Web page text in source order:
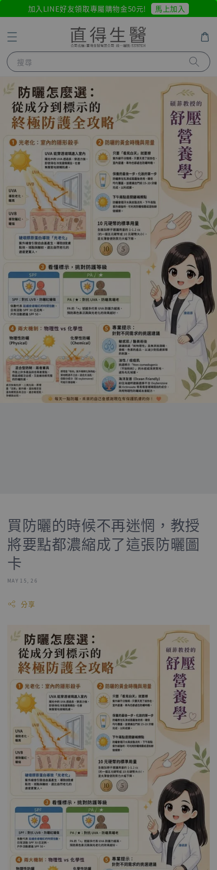
加入LINE好友領取專屬購物金50元! 馬上加入
搜尋
買防曬的時候不再迷惘，教授
將要點都濃縮成了這張防曬圖
卡
MAY 15, 26
分享